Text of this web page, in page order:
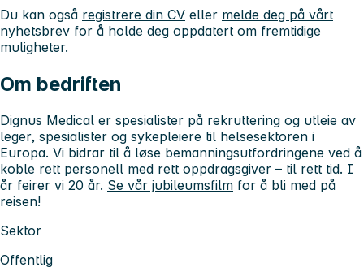
Du kan også registrere din CV eller melde deg på vårt
nyhetsbrev for å holde deg oppdatert om fremtidige
muligheter.
Om bedriften
Dignus Medical er spesialister på rekruttering og utleie av
leger, spesialister og sykepleiere til helsesektoren i
Europa. Vi bidrar til å løse bemanningsutfordringene ved å
koble rett personell med rett oppdragsgiver – til rett tid. I
år feirer vi 20 år. Se vår jubileumsfilm for å bli med på
reisen!
Sektor
Offentlig